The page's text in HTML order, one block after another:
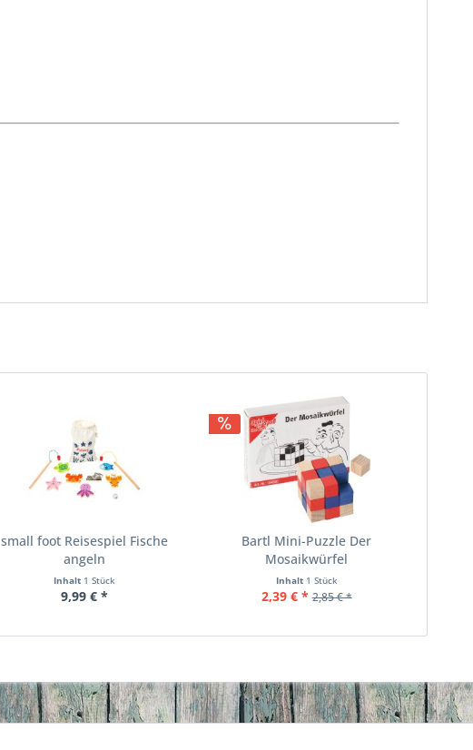
small foot Reisespiel Fische
angeln
Inhalt 1 Stück
9,99 € *
Bartl Mini-Puzzle Der
Mosaikwürfel
Inhalt 1 Stück
2,39 € * 2,85 € *